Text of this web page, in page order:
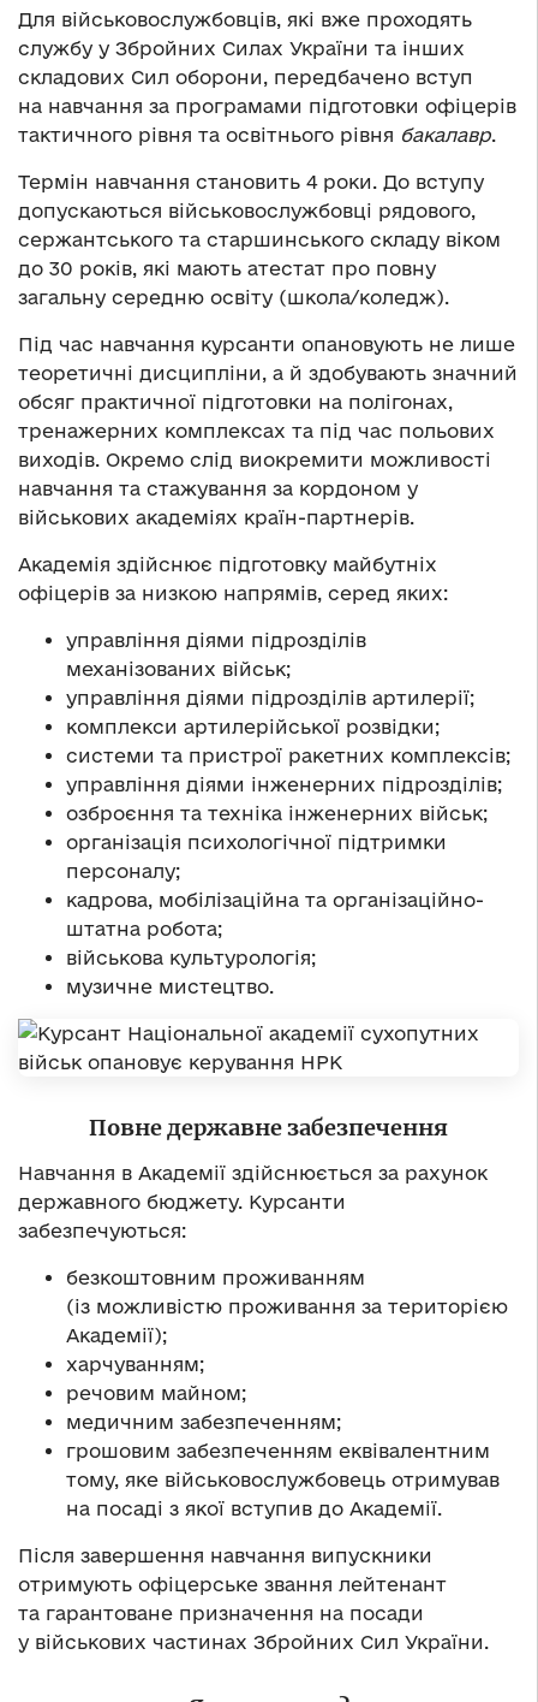
Для військовослужбовців, які вже проходять
службу у Збройних Силах України та інших
складових Сил оборони, передбачено вступ
на навчання за програмами підготовки офіцерів
тактичного рівня та освітнього рівня бакалавр.
Термін навчання становить 4 роки. До вступу
допускаються військовослужбовці рядового,
сержантського та старшинського складу віком
до 30 років, які мають атестат про повну
загальну середню освіту (школа/коледж).
Під час навчання курсанти опановують не лише
теоретичні дисципліни, а й здобувають значний
обсяг практичної підготовки на полігонах,
тренажерних комплексах та під час польових
виходів. Окремо слід виокремити можливості
навчання та стажування за кордоном у
військових академіях країн-партнерів.
Академія здійснює підготовку майбутніх
офіцерів за низкою напрямів, серед яких:
управління діями підрозділів
механізованих військ;
управління діями підрозділів артилерії;
комплекси артилерійської розвідки;
системи та пристрої ракетних комплексів;
управління діями інженерних підрозділів;
озброєння та техніка інженерних військ;
організація психологічної підтримки
персоналу;
кадрова, мобілізаційна та організаційно-
штатна робота;
військова культурологія;
музичне мистецтво.
Повне державне забезпечення
Навчання в Академії здійснюється за рахунок
державного бюджету. Курсанти
забезпечуються:
безкоштовним проживанням
(із можливістю проживання за територією
Академії);
харчуванням;
речовим майном;
медичним забезпеченням;
грошовим забезпеченням еквівалентним
тому, яке військовослужбовець отримував
на посаді з якої вступив до Академії.
Після завершення навчання випускники
отримують офіцерське звання лейтенант
та гарантоване призначення на посади
у військових частинах Збройних Сил України.